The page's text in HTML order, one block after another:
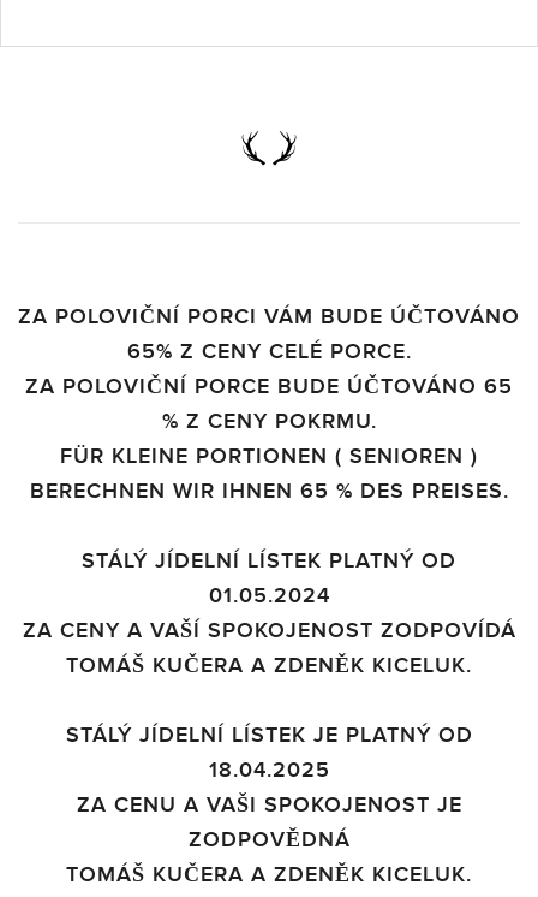
ZA POLOVIČNÍ PORCI VÁM BUDE ÚČTOVÁNO
65% Z CENY CELÉ PORCE.
ZA POLOVIČNÍ PORCE BUDE ÚČTOVÁNO 65
% Z CENY POKRMU.
FÜR KLEINE PORTIONEN ( SENIOREN )
BERECHNEN WIR IHNEN 65 % DES PREISES.
STÁLÝ JÍDELNÍ LÍSTEK PLATNÝ OD
01.05.2024
ZA CENY A VAŠÍ SPOKOJENOST ZODPOVÍDÁ
TOMÁŠ KUČERA A ZDENĚK KICELUK.
STÁLÝ JÍDELNÍ LÍSTEK JE PLATNÝ OD
18.04.2025
ZA CENU A VAŠI SPOKOJENOST JE
ZODPOVĚDNÁ
TOMÁŠ KUČERA A ZDENĚK KICELUK.